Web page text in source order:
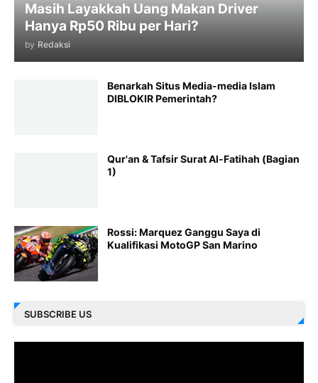
Masih Layakkah Uang Makan Driver
Hanya Rp50 Ribu per Hari?
by Redaksi
Benarkah Situs Media-media Islam
DIBLOKIR Pemerintah?
Qur'an & Tafsir Surat Al-Fatihah (Bagian
1)
Rossi: Marquez Ganggu Saya di
Kualifikasi MotoGP San Marino
SUBSCRIBE US